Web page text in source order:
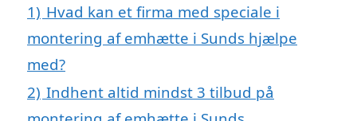
1) Hvad kan et firma med speciale i
montering af emhætte i Sunds hjælpe
med?
2) Indhent altid mindst 3 tilbud på